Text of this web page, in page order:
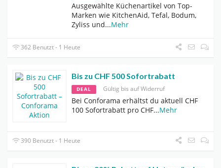
Ausgewählte Küchenartikel von Top-
Marken wie KitchenAid, Tefal, Bodum,
Zyliss und...Mehr
362 Benutzt - 1 Heute
Bis zu CHF 500 Sofortrabatt
DEAL Gültig bis auf Widerruf
Bei Conforama erhältst du aktuell CHF
100 Sofortrabatt pro CHF...Mehr
390 Benutzt - 1 Heute